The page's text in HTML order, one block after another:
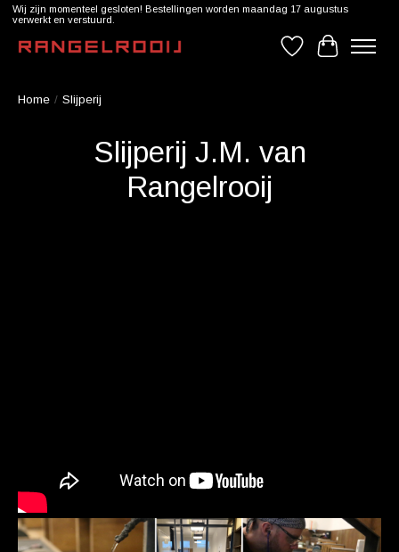
Wij zijn momenteel gesloten! Bestellingen worden maandag 17 augustus
verwerkt en verstuurd.
Verlanglijst
Home / Slijperij
Slijperij J.M. van
Rangelrooij